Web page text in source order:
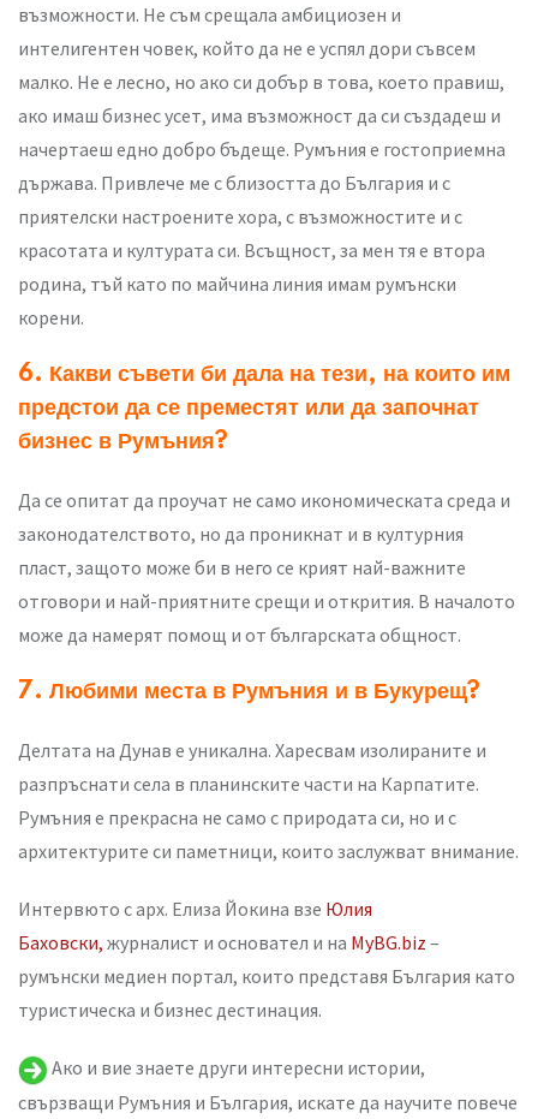
възможности. Не съм срещала амбициозен и
интелигентен човек, който да не е успял дори съвсем
малко. Не е лесно, но ако си добър в това, което правиш,
ако имаш бизнес усет, има възможност да си създадеш и
начертаеш едно добро бъдеще. Румъния е гостоприемна
държава. Привлече ме с близостта до България и с
приятелски настроените хора, с възможностите и с
красотата и културата си. Всъщност, за мен тя е втора
родина, тъй като по майчина линия имам румънски
корени.
6. Какви съвети би дала на тези, на които им
предстои да се преместят или да започнат
бизнес в Румъния?
Да се опитат да проучат не само икономическата среда и
законодателството, но да проникнат и в културния
пласт, защото може би в него се крият най-важните
отговори и най-приятните срещи и открития. В началото
може да намерят помощ и от българската общност.
7. Любими места в Румъния и в Букурещ?
Делтата на Дунав е уникална. Харесвам изолираните и
разпръснати села в планинските части на Карпатите.
Румъния е прекрасна не само с природата си, но и с
архитектурите си паметници, които заслужват внимание.
Интервюто с арх. Елиза Йокина взе Юлия
Баховски, журналист и основател и на MyBG.biz –
румънски медиен портал, които представя България като
туристическа и бизнес дестинация.
Ако и вие знаете други интересни истории,
свързващи Румъния и България, искате да научите повече